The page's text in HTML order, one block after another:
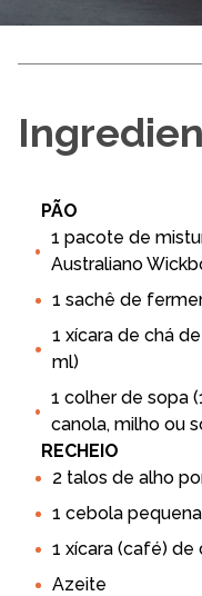
PÃO
1 pacote de
Australiano
1 sachê de
1 xícara de chá
ml)
1 colher de sopa
canola, milho ou
RECHEIO
2 talos de alho
1 cebola
1 xícara (café) de
Azeite